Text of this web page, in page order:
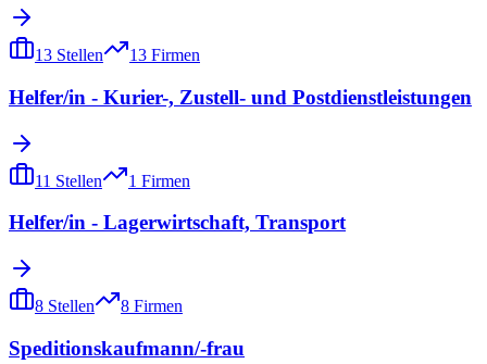
13 Stellen 13 Firmen
Helfer/in - Kurier-, Zustell- und Postdienstleistungen
11 Stellen 1 Firmen
Helfer/in - Lagerwirtschaft, Transport
8 Stellen 8 Firmen
Speditionskaufmann/-frau